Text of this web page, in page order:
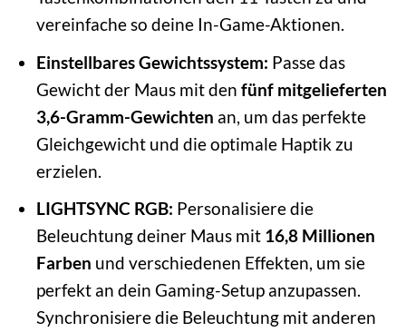
vereinfache so deine In-Game-Aktionen.
Einstellbares Gewichtssystem: Passe das
Gewicht der Maus mit denfünf mitgelieferten
3,6-Gramm-Gewichten an, um das perfekte
Gleichgewicht und die optimale Haptik zu
erzielen.
LIGHTSYNC RGB: Personalisiere die
Beleuchtung deiner Maus mit 16,8 Millionen
Farben und verschiedenen Effekten, um sie
perfekt an dein Gaming-Setup anzupassen.
Synchronisiere die Beleuchtung mit anderen